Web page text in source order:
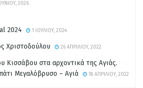
2026
2024 1 ΙΟΥΛΊΟΥ, 2024
Χριστοδούλου 26 ΑΠΡΙΛΊΟΥ, 2022
Κισσάβου στα αρχοντικά της Αγιάς.
Μεγαλόβρυσο – Αγιά
18 ΑΠΡΙΛΊΟΥ, 2022